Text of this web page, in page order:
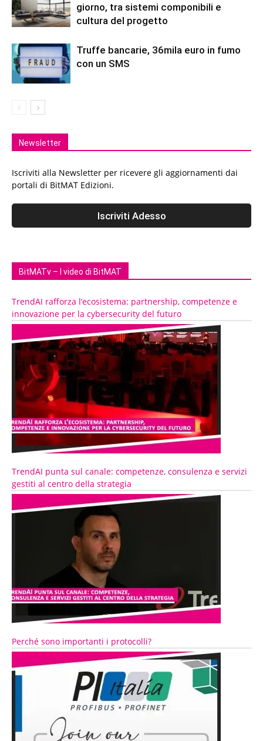
giorno, tra sistemi componibili e
cultura del progetto
Truffe bancarie, 36mila euro in fumo
con un SMS
Newsletter
Iscriviti alla Newsletter per ricevere gli aggiornamenti dai
portali di BitMAT Edizioni.
BitMATv – I video di BitMAT
TrendAI rafforza l’ecosistema: partnership, competenze e
innovazione per la cybersecurity del futuro
TrendAI punta sul canale: competenze, consulenza e servizi
gestiti al centro della strategia
Perché sono importanti i protocolli?